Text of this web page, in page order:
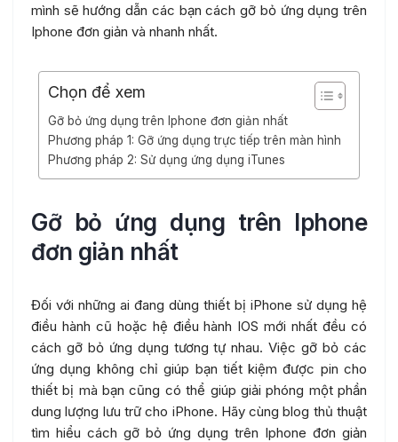
mình sẽ hướng dẫn các bạn cách gỡ bỏ ứng dụng trên
Iphone đơn giản và nhanh nhất.
Chọn để xem
Gỡ bỏ ứng dụng trên Iphone đơn giản nhất
Phương pháp 1: Gỡ ứng dụng trực tiếp trên màn hình
Phương pháp 2: Sử dụng ứng dụng iTunes
Gỡ bỏ ứng dụng trên Iphone
đơn giản nhất
Đối với những ai đang dùng thiết bị iPhone sử dụng hệ
điều hành cũ hoặc hệ điều hành IOS mới nhất đều có
cách gỡ bỏ ứng dụng tương tự nhau. Việc gỡ bỏ các
ứng dụng không chỉ giúp bạn tiết kiệm được pin cho
thiết bị mà bạn cũng có thể giúp giải phóng một phần
dung lượng lưu trữ cho iPhone. Hãy cùng blog thủ thuật
tìm hiểu cách gỡ bỏ ứng dụng trên Iphone đơn giản